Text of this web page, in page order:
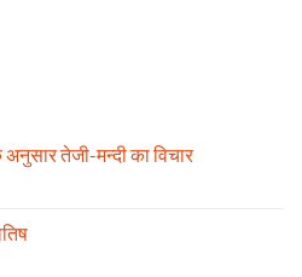
तेजी-मन्दी का विचार